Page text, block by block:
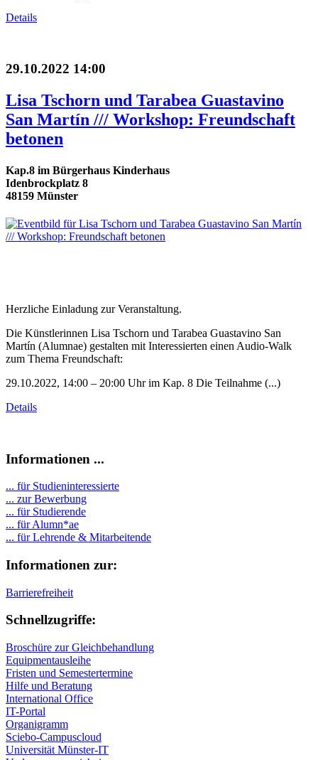
Details
29.10.2022 14:00
Lisa Tschorn und Tarabea Guastavino
San Martín /// Workshop: Freundschaft
betonen
Kap.8 im Bürgerhaus Kinderhaus
Idenbrockplatz 8
48159 Münster
Herzliche Einladung zur Veranstaltung.
Die Künstlerinnen Lisa Tschorn und Tarabea Guastavino San
Martín (Alumnae) gestalten mit Interessierten einen Audio-Walk
zum Thema Freundschaft:
29.10.2022, 14:00 – 20:00 Uhr im Kap. 8 Die Teilnahme (...)
Details
Informationen ...
... für Studieninteressierte
... zur Bewerbung
... für Studierende
... für Alumn*ae
... für Lehrende & Mitarbeitende
Informationen zur:
Barrierefreiheit
Schnellzugriffe:
Broschüre zur Gleichbehandlung
Equipmentausleihe
Fristen und Semestertermine
Hilfe und Beratung
International Office
IT-Portal
Organigramm
Sciebo-Campuscloud
Universität Münster-IT